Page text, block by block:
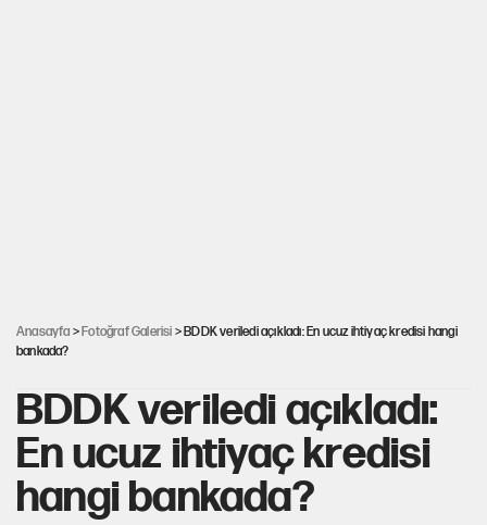
Anasayfa >Fotoğraf Galerisi > BDDK veriledi açıkladı: En ucuz ihtiyaç kredisi hangi
bankada?
BDDK veriledi açıkladı:
En ucuz ihtiyaç kredisi
hangi bankada?